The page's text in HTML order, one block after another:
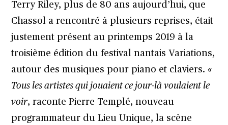
Terry Riley, plus de 80 ans aujourd’hui, que
Chassol a rencontré à plusieurs reprises, était
justement présent au printemps 2019 à la
troisième édition du festival nantais Variations,
autour des musiques pour piano et claviers. «
Tous les artistes qui jouaient ce jour-là voulaient le
voir, raconte Pierre Templé, nouveau
programmateur du Lieu Unique, la scène